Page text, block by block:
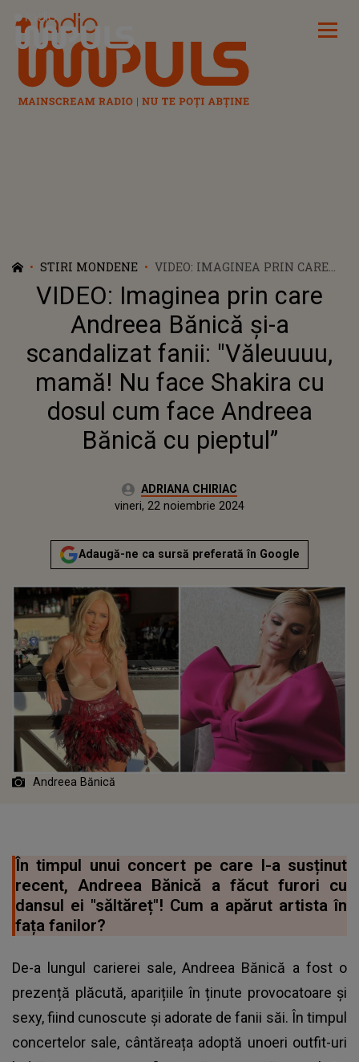
Radio Impuls
STIRI MONDENE
VIDEO: IMAGINEA PRIN CARE
ANDREEA BĂNICĂ ȘI-A
SCANDALIZAT FANII:
"VĂLEUUUU, MAMĂ! NU FACE
SHAKIRA CU DOSUL CUM FACE
ANDREEA BĂNICĂ CU PIEPTUL”
VIDEO: Imaginea prin care
Andreea Bănică și-a
scandalizat fanii: "Văleuuuu,
mamă! Nu face Shakira cu
dosul cum face Andreea
Bănică cu pieptul”
Autor:ADRIANA CHIRIAC
marți, 27 august 2024Actualizat:
vineri, 22 noiembrie 2024
Adaugă-ne ca sursă preferată în Google
Andreea Bănică
În timpul unui concert pe care l-a susținut
recent, Andreea Bănică a făcut furori cu
dansul ei "săltăreț"! Cum a apărut artista în
fața fanilor?
De-a lungul carierei sale, Andreea Bănică a fost o
prezență plăcută, aparițiile în ținute provocatoare și
sexy, fiind cunoscute și adorate de fanii săi. În timpul
concertelor sale, cântăreața adoptă unoeri outfit-uri